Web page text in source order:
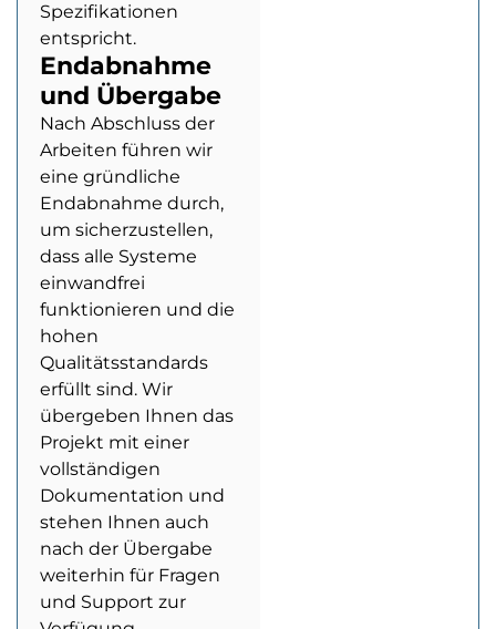
Spezifikationen
entspricht.
Endabnahme
und Übergabe
Nach Abschluss der
Arbeiten führen wir
eine gründliche
Endabnahme durch,
um sicherzustellen,
dass alle Systeme
einwandfrei
funktionieren und die
hohen
Qualitätsstandards
erfüllt sind. Wir
übergeben Ihnen das
Projekt mit einer
vollständigen
Dokumentation und
stehen Ihnen auch
nach der Übergabe
weiterhin für Fragen
und Support zur